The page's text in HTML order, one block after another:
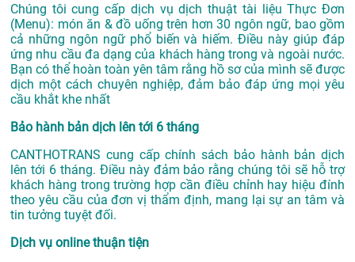
Chúng tôi cung cấp dịch vụ dịch thuật tài liệu Thực Đơn
(Menu): món ăn & đồ uống trên hơn 30 ngôn ngữ, bao gồm
cả những ngôn ngữ phổ biến và hiếm. Điều này giúp đáp
ứng nhu cầu đa dạng của khách hàng trong và ngoài nước.
Bạn có thể hoàn toàn yên tâm rằng hồ sơ của mình sẽ được
dịch một cách chuyên nghiệp, đảm bảo đáp ứng mọi yêu
cầu khắt khe nhất
Bảo hành bản dịch lên tới 6 tháng
CANTHOTRANS cung cấp chính sách bảo hành bản dịch
lên tới 6 tháng. Điều này đảm bảo rằng chúng tôi sẽ hỗ trợ
khách hàng trong trường hợp cần điều chỉnh hay hiệu đính
theo yêu cầu của đơn vị thẩm định, mang lại sự an tâm và
tin tưởng tuyệt đối.
Dịch vụ online thuận tiện